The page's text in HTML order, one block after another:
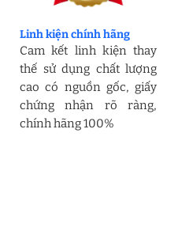
Linh kiện chính hãng
Cam kết linh kiện thay
thế sử dụng chất lượng
cao có nguồn gốc, giấy
chứng nhận rõ ràng,
chính hãng 100%